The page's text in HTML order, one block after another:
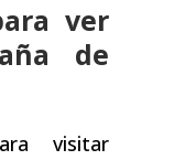
ver
de
visitar